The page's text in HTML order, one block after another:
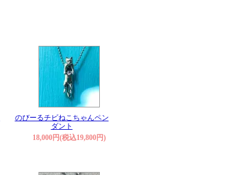
のびーるチビねこちゃんペン
ダント
18,000円(税込19,800円)